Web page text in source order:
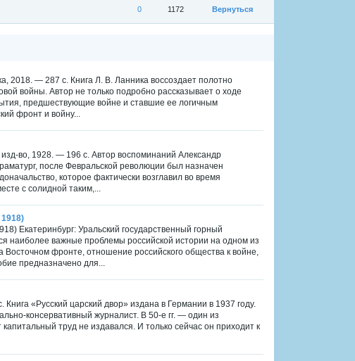
Вернуться
1172
0
2018. — 287 с. Книга Л. В. Ланника воссоздает полотно
войны. Автор не только подробно рассказывает о ходе
предшествующие войне и ставшие ее логичным
фронт и войну...
во, 1928. — 196 с. Автор воспоминаний Александр
после Февральской революции был назначен
которое фактически возглавил во время
с солидной таким,...
Екатеринбург: Уральский государственный горный
наиболее важные проблемы российской истории на одном из
фронте, отношение российского общества к войне,
предназначено для...
«Русский царский двор» издана в Германии в 1937 году.
консервативный журналист. В 50-е гг. — один из
труд не издавался. И только сейчас он приходит к